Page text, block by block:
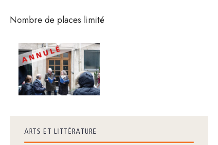
Nombre de places limité
ARTS ET LITTÉRATURE